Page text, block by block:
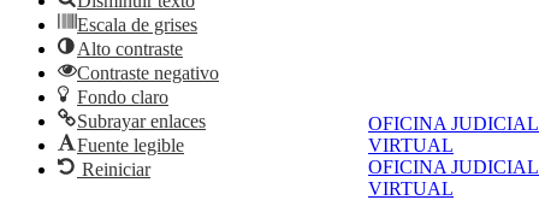
OFICINA JUDICIAL
VIRTUAL
OFICINA JUDICIAL
VIRTUAL
Escala de grises
Alto contraste
Contraste negativo
Fondo claro
Subrayar enlaces
Fuente legible
Reiniciar